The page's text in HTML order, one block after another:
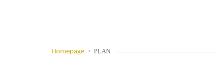
Homepage > PLAN